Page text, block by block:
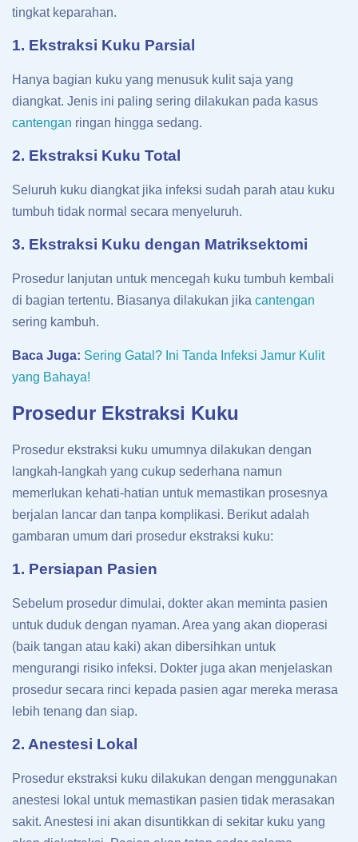
tingkat keparahan.
1. Ekstraksi Kuku Parsial
Hanya bagian kuku yang menusuk kulit saja yang
diangkat. Jenis ini paling sering dilakukan pada kasus
cantengan ringan hingga sedang.
2. Ekstraksi Kuku Total
Seluruh kuku diangkat jika infeksi sudah parah atau kuku
tumbuh tidak normal secara menyeluruh.
3. Ekstraksi Kuku dengan Matriksektomi
Prosedur lanjutan untuk mencegah kuku tumbuh kembali
di bagian tertentu. Biasanya dilakukan jika cantengan
sering kambuh.
Baca Juga: Sering Gatal? Ini Tanda Infeksi Jamur Kulit
yang Bahaya!
Prosedur Ekstraksi Kuku
Prosedur ekstraksi kuku umumnya dilakukan dengan
langkah-langkah yang cukup sederhana namun
memerlukan kehati-hatian untuk memastikan prosesnya
berjalan lancar dan tanpa komplikasi. Berikut adalah
gambaran umum dari prosedur ekstraksi kuku:
1. Persiapan Pasien
Sebelum prosedur dimulai, dokter akan meminta pasien
untuk duduk dengan nyaman. Area yang akan dioperasi
(baik tangan atau kaki) akan dibersihkan untuk
mengurangi risiko infeksi. Dokter juga akan menjelaskan
prosedur secara rinci kepada pasien agar mereka merasa
lebih tenang dan siap.
2. Anestesi Lokal
Prosedur ekstraksi kuku dilakukan dengan menggunakan
anestesi lokal untuk memastikan pasien tidak merasakan
sakit. Anestesi ini akan disuntikkan di sekitar kuku yang